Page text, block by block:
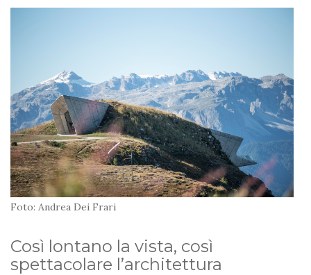
Foto: Andrea Dei Frari
Così lontano la vista, così
spettacolare l’architettura